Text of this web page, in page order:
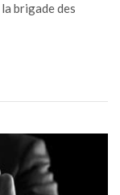
brigade des